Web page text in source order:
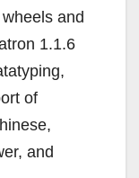
and
1.1.6
of
and